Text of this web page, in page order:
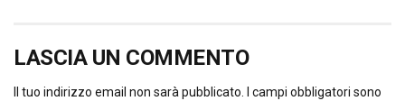
LASCIA UN COMMENTO
Il tuo indirizzo email non sarà pubblicato.
I campi obbligatori sono